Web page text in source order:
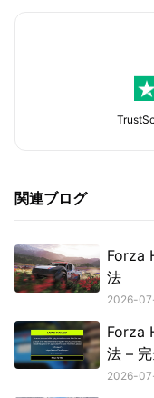
関連ブログ
Forza
法
2026-
Forza
法 –
2026-